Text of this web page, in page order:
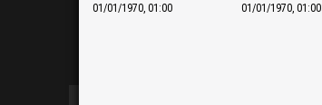
01/01/1970, 01:00 01/01/1970, 01:00